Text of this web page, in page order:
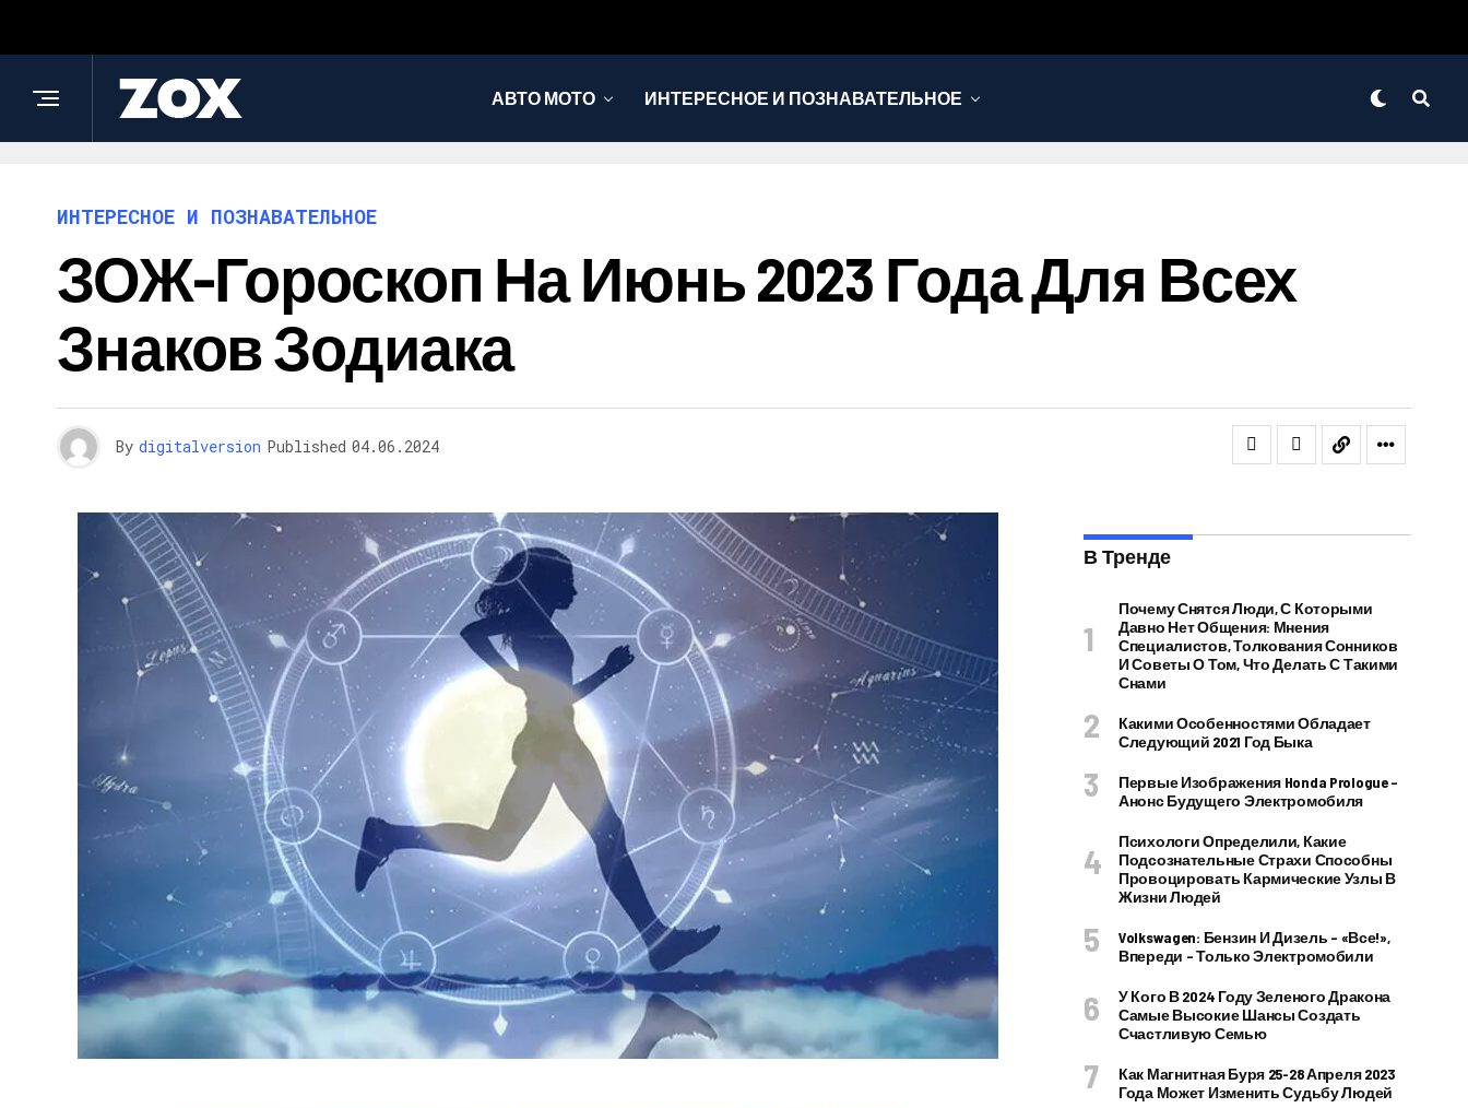
АВТО МОТО ИНТЕРЕСНОЕ И ПОЗНАВАТЕЛЬНОЕ
ИНТЕРЕСНОЕ И ПОЗНАВАТЕЛЬНОЕ
ЗОЖ-Гороскоп На Июнь 2023 Года Для Всех
Знаков Зодиака
By digitalversion Published 04.06.2024
В Тренде
Почему Снятся Люди, С Которыми
Давно Нет Общения: Мнения
Специалистов, Толкования Сонников
И Советы О Том, Что Делать С Такими
Снами
Какими Особенностями Обладает
Следующий 2021 Год Быка
Первые Изображения Honda Prologue –
Анонс Будущего Электромобиля
Психологи Определили, Какие
Подсознательные Страхи Способны
Провоцировать Кармические Узлы В
Жизни Людей
Volkswagen: Бензин И Дизель – «все!»,
Впереди – Только Электромобили
У Кого В 2024 Году Зеленого Дракона
Самые Высокие Шансы Создать
Счастливую Семью
Как Магнитная Буря 25-28 Апреля 2023
Года Может Изменить Судьбу Людей